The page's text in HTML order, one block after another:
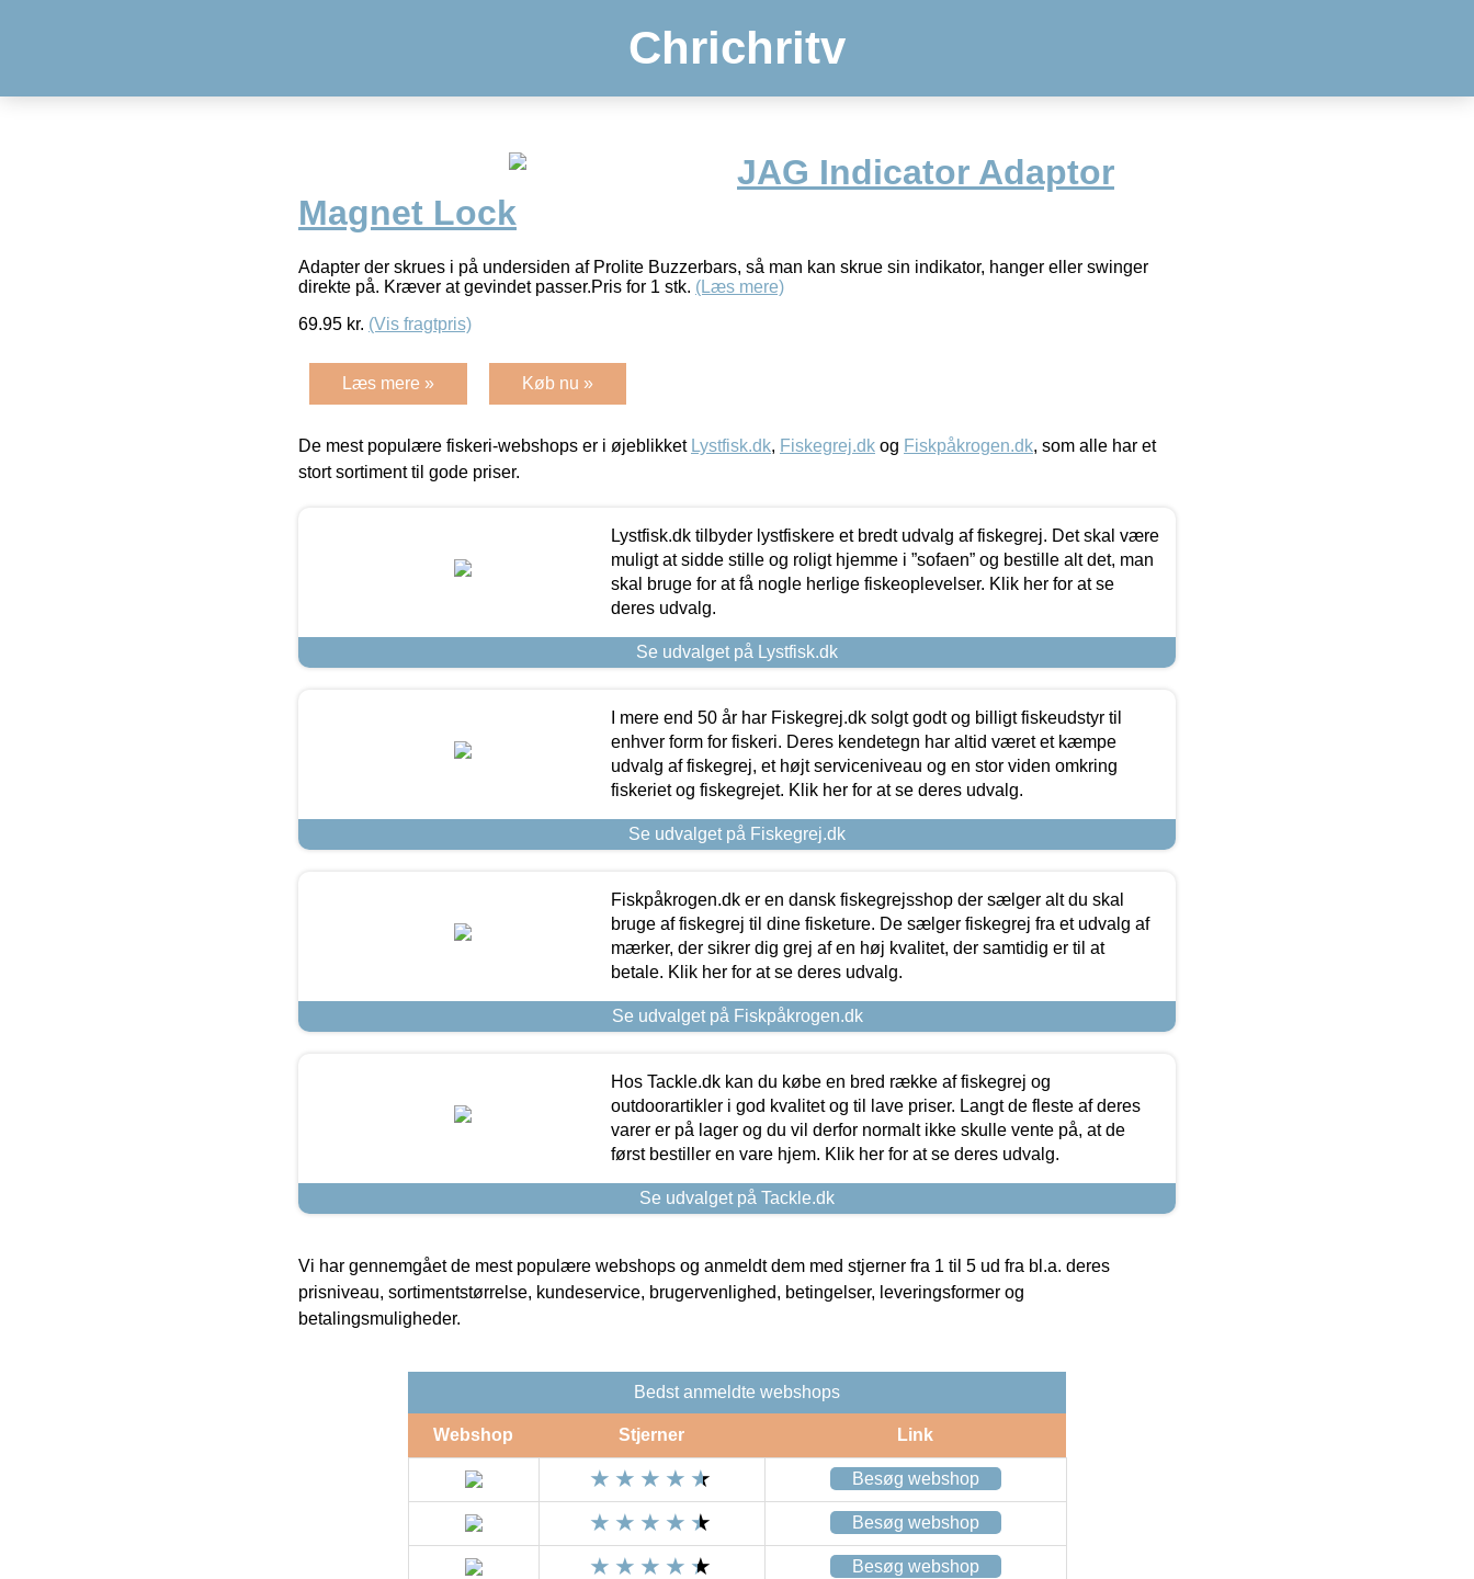
Chrichritv
JAG Indicator Adaptor
Magnet Lock
Adapter der skrues i på undersiden af Prolite Buzzerbars, så man kan skrue sin indikator, hanger eller swinger
direkte på. Kræver at gevindet passer.Pris for 1 stk. (Læs mere)
69.95 kr. (Vis fragtpris)
Læs mere » Køb nu »
De mest populære fiskeri-webshops er i øjeblikket Lystfisk.dk, Fiskegrej.dk og Fiskpåkrogen.dk, som alle har et
stort sortiment til gode priser.
Lystfisk.dk tilbyder lystfiskere et bredt udvalg af fiskegrej. Det skal være
muligt at sidde stille og roligt hjemme i ”sofaen” og bestille alt det, man
skal bruge for at få nogle herlige fiskeoplevelser. Klik her for at se
deres udvalg.
Se udvalget på Lystfisk.dk
I mere end 50 år har Fiskegrej.dk solgt godt og billigt fiskeudstyr til
enhver form for fiskeri. Deres kendetegn har altid været et kæmpe
udvalg af fiskegrej, et højt serviceniveau og en stor viden omkring
fiskeriet og fiskegrejet. Klik her for at se deres udvalg.
Se udvalget på Fiskegrej.dk
Fiskpåkrogen.dk er en dansk fiskegrejsshop der sælger alt du skal
bruge af fiskegrej til dine fisketure. De sælger fiskegrej fra et udvalg af
mærker, der sikrer dig grej af en høj kvalitet, der samtidig er til at
betale. Klik her for at se deres udvalg.
Se udvalget på Fiskpåkrogen.dk
Hos Tackle.dk kan du købe en bred række af fiskegrej og
outdoorartikler i god kvalitet og til lave priser. Langt de fleste af deres
varer er på lager og du vil derfor normalt ikke skulle vente på, at de
først bestiller en vare hjem. Klik her for at se deres udvalg.
Se udvalget på Tackle.dk
Vi har gennemgået de mest populære webshops og anmeldt dem med stjerner fra 1 til 5 ud fra bl.a. deres
prisniveau, sortimentstørrelse, kundeservice, brugervenlighed, betingelser, leveringsformer og
betalingsmuligheder.
Bedst anmeldte webshops
Webshop Stjerner Link
Besøg webshop
Besøg webshop
Besøg webshop